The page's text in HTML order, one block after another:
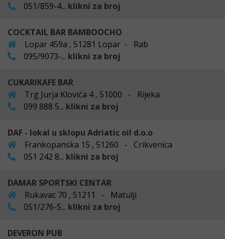
051/859-4... klikni za broj
COCKTAIL BAR BAMBOOCHO
Lopar 459a , 51281 Lopar - Rab
095/9073-... klikni za broj
CUKARIKAFE BAR
Trg Jurja Klovića 4 , 51000 - Rijeka
099 888 5... klikni za broj
DAF - lokal u sklopu Adriatic oil d.o.o
Frankopanska 15 , 51260 - Crikvenica
051 242 8... klikni za broj
DAMAR SPORTSKI CENTAR
Rukavac 70 , 51211 - Matulji
051/276-5... klikni za broj
DEVERON PUB